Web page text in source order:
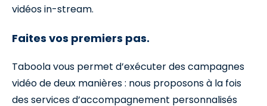
vidéos in-stream.
Faites vos premiers pas.
Taboola vous permet d’exécuter des campagnes
vidéo de deux manières : nous proposons à la fois
des services d’accompagnement personnalisés